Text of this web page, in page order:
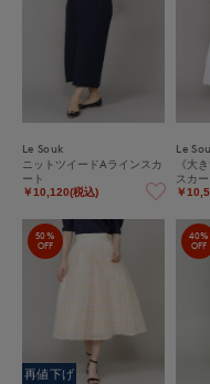
Le Souk
ニットツイードAラインスカ
ート
￥10,120(税込)
Le
《大
スカー
￥
50%
OFF
再値下げ
40%
OFF